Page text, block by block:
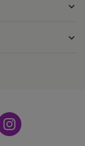
expand_more
expand_more